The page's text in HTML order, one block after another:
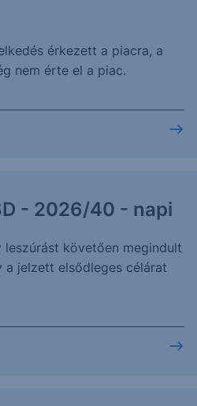
érkezett a piacra, a
nem érte el a piac.
- 2026/40 - napi
követően megindult
a jelzett elsődleges célárat